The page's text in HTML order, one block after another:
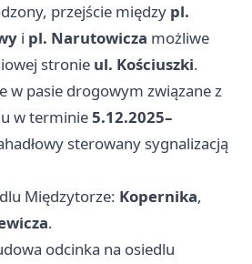
przejście między pl.
i pl. Narutowicza możliwe
stronie ul. Kościuszki.
w pasie drogowym związane z
w terminie5.12.2025–
sterowany sygnalizacją
Międzytorze: Kopernika,
.
odcinka na osiedlu